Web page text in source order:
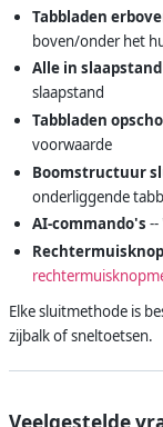
Tabbladen
boven/onder het
Alle in
slaapstand
Tabbladen
voorwaarde
Boomstructuur
onderliggende
AI-commando's --
Elke sluitmethode is
zijbalk of sneltoetsen.